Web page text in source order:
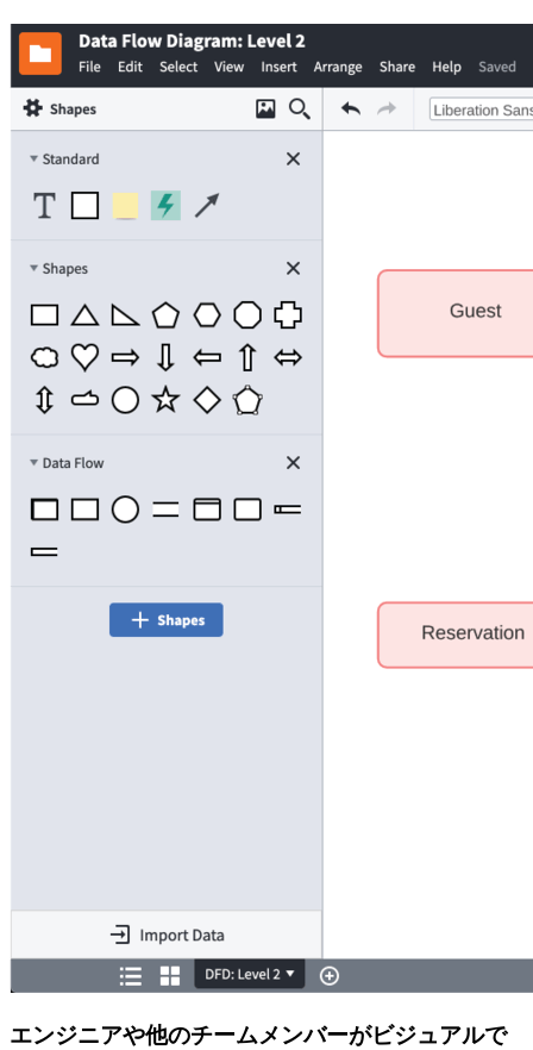
エンジニアや他のチームメンバーがビジュアルで